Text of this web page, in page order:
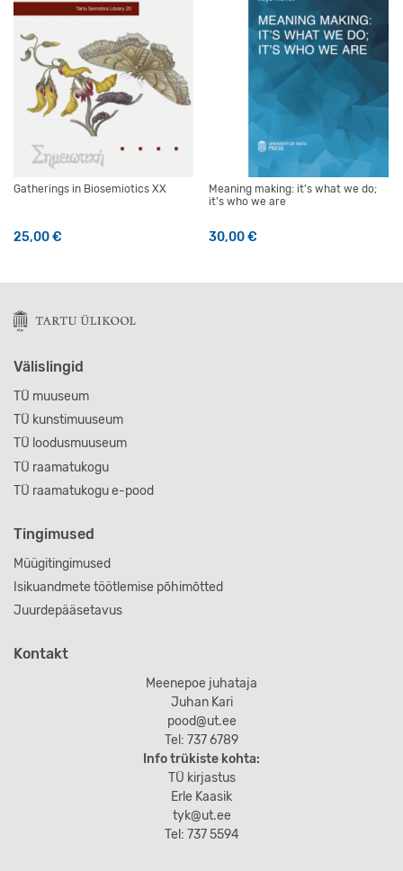
Gatherings in Biosemiotics XX
25,00€
Meaning making: it’s what we do;
it’s who we are
30,00€
Välislingid
TÜ muuseum
TÜ kunstimuuseum
TÜ loodusmuuseum
TÜ raamatukogu
TÜ raamatukogu e-pood
Tingimused
Müügitingimused
Isikuandmete töötlemise põhimõtted
Juurdepääsetavus
Kontakt
Meenepoe juhataja
Juhan Kari
pood@ut.ee
Tel: 737 6789
Info trükiste kohta:
TÜ kirjastus
Erle Kaasik
tyk@ut.ee
Tel: 737 5594